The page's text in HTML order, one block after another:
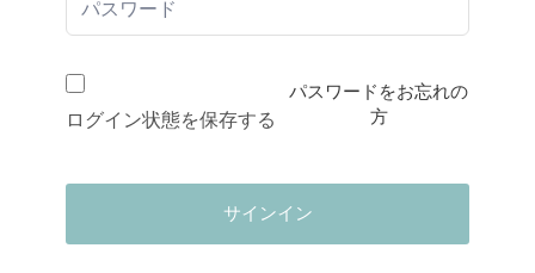
ログイン状態を保存する
パスワードをお忘れの
方
サインイン